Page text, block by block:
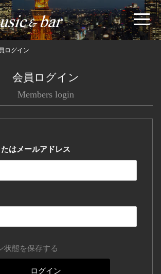
ログイン
会員ログイン
Members login
はメールアドレス
状態を保存する